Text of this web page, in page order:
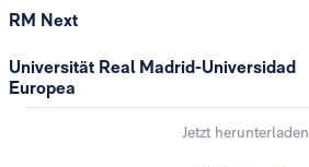
RM Next
Universität Real Madrid-Universidad
Europea
Jetzt herunterladen